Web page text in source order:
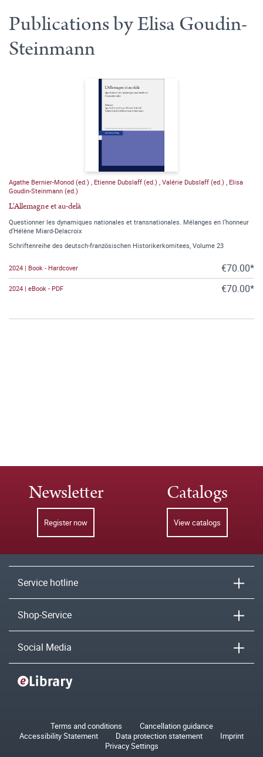
Publications by Elisa Goudin-
Steinmann
Agathe Bernier-Monod (ed.) Etienne Dubslaff (ed.) Valérie Dubslaff (ed.)
Elisa
Goudin-Steinmann (ed.)
L'Allemagne et au-delà
Questionner les dynamiques nationales et transnationales. Mélanges en l’honneur
d’Hélène Miard-Delacroix
Schriftenreihe des deutsch-französischen Historikerkomitees, Volume 23
2024 | Book - Hardcover €70.00*
2024 | eBook - PDF €70.00*
Newsletter
Register now
Catalogs
View catalogs
Service hotline
Shop-Service
Social Media
Terms and conditions
Cancellation guidance
Accessibility Statement
Data protection statement
Imprint
Privacy Settings